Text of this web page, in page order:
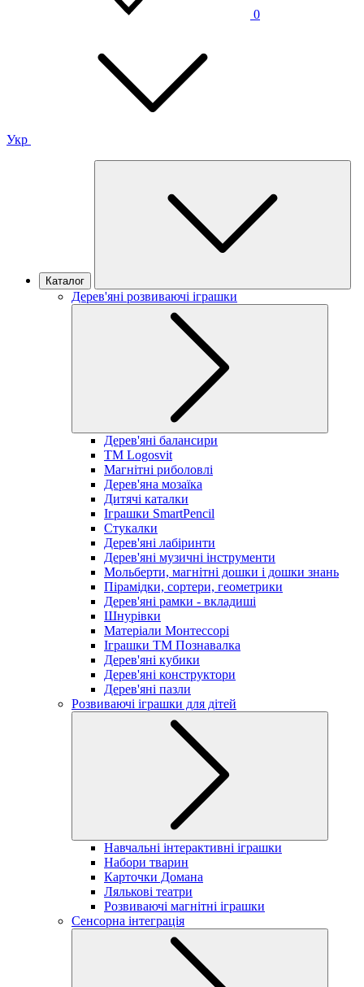
0
Укр
Каталог
Дерев'яні розвиваючі іграшки
Дерев'яні балансири
TM Logosvit
Магнітні риболовлі
Дерев'яна мозаїка
Дитячі каталки
Іграшки SmartPencil
Стукалки
Дерев'яні лабіринти
Дерев'яні музичні інструменти
Мольберти, магнітні дошки і дошки знань
Пірамідки, сортери, геометрики
Дерев'яні рамки - вкладиші
Шнурівки
Матеріали Монтессорі
Іграшки ТМ Познавалка
Дерев'яні кубики
Дерев'яні конструктори
Дерев'яні пазли
Розвиваючі іграшки для дітей
Навчальні інтерактивні іграшки
Набори тварин
Карточки Домана
Лялькові театри
Розвиваючі магнітні іграшки
Сенсорна інтеграція